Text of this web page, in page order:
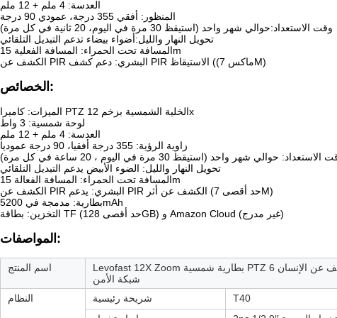
العدسة: 4 ملم + 12 ملم
المنظور: أفقي 355 درجة، عمودي 90 درجة
وقت الاستعداد:حوالي شهر واحد (استيقظ 30 مرة في اليوم، 20 ثانية في كل مرة)
تحويل النهار والليل:أضواء بيضاء تدعم التبديل التلقائي
المسافة تحت الحمراء: المسافة الفعلية 15m
الكشف عن PIR البشري: دعم كشف PIR الاستيقاظ ((ماكس 7M)
الخصائص:
الميزات: كاميرا PTZ الخلية الشمسية بزخم 12x
لوحة شمسية: 3 واط
العدسة: 4 ملم + 12 ملم
زاوية الرؤية: 355 درجة أفقيا، 90 درجة عموديا
الاستعداد: حوالي شهر واحد (استيقظ 30 مرة في اليوم ، 20 ساعة في كل مرة)
تحويل النهار والليل: الضوء الأبيض يدعم التبديل التلقائي
المسافة تحت الحمراء: المسافة الفعالة 15m
الكشف عن PIR البشري: يدعم PIR الكشف عن أثر (حد أقصى 7M)
بطارية: مدمجة في 5200mAh
التخزين: بطاقة TF (حد أقصى 128GB) و Amazon Cloud (غير مدرج)
المواصفات:
اسم المنتج
Levofast 12X Zoom بطارية شمسية PTZ كاميرا الكشف عن الإنسان 6MP إنذار دفع WIFI IP 4G كاميرا
شبكة الأمن
النظام
شريحة رئيسية
T40